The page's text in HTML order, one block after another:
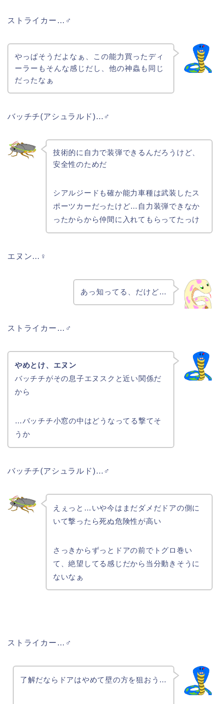
ストライカー…♂
やっぱそうだよなぁ、この能力買ったディ
ーラーもそんな感じだし、他の神蟲も同じ
だったなぁ
バッチチ(アシュラルド)…♂
技術的に自力で装弾できるんだろうけど、
安全性のためだ
シアルジードも確か能力車種は武装したス
ポーツカーだったけど…自力装弾できなか
ったからから仲間に入れてもらってたっけ
エヌン…♀
あっ知ってる、だけど…
ストライカー…♂
やめとけ、エヌン
バッチチがその息子エヌスクと近い関係だ
から
…バッチチ小窓の中はどうなってる撃てそ
うか
バッチチ(アシュラルド)…♂
えぇっと…いや今はまだダメだドアの側に
いて撃ったら死ぬ危険性が高い
さっきからずっとドアの前でトグロ巻い
て、絶望してる感じだから当分動きそうに
ないなぁ
ストライカー…♂
了解だならドアはやめて壁の方を狙おう…